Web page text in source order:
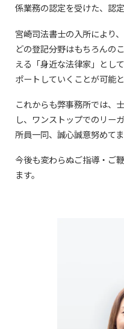
係業務の認定を受けた、認
宮崎司法書士の入所により
どの登記分野はもちろんの
える「身近な法律家」とし
ポートしていくことが可能
これからも弊事務所では、
し、ワンストップでのリー
所員一同、誠心誠意努めてま
今後も変わらぬご指導・ご
ます。